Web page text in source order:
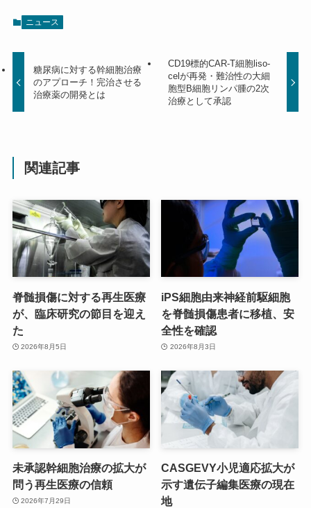
ニュース
糖尿病に対する幹細胞治療
のアプローチ！完治させる
治療薬の開発とは
CD19標的CAR-T細胞liso-
celが再発・難治性の大細
胞型B細胞リンパ腫の2次
治療として承認
関連記事
脊髄損傷に対する再生医療
が、臨床研究の節目を迎え
た
2026年8月5日
iPS細胞由来神経前駆細胞
を脊髄損傷患者に移植、安
全性を確認
2026年8月3日
未承認幹細胞治療の拡大が
問う再生医療の信頼
2026年7月29日
CASGEVY小児適応拡大が
示す遺伝子編集医療の現在
地